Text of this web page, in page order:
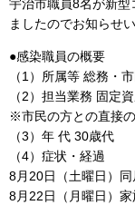
宇治市職員8名が新
ましたのでお知らせ
●感染職員の概要
（1）所属等 総務・
（2）担当業務 固定
※市民の方との直接
（3）年 代 30歳代
（4）症状・経過
8月20日（土曜日）
8月22日（月曜日）